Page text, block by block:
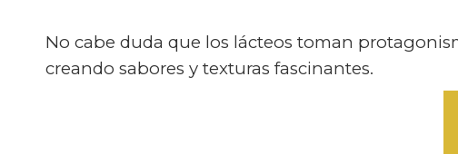
No cabe duda que los lácteos toman
creando sabores y texturas fascinantes.